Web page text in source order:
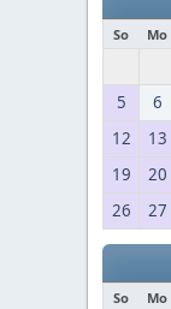
So Mo
5
6
12
13
19
20
26
27
So Mo